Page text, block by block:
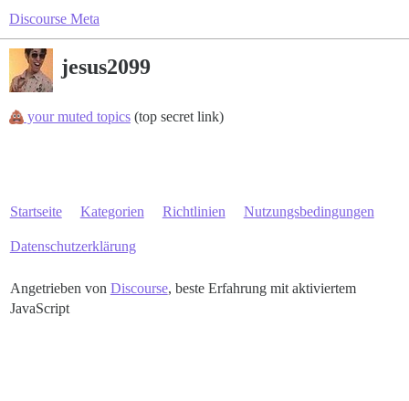
Discourse Meta
jesus2099
your muted topics (top secret link)
Startseite Kategorien Richtlinien Nutzungsbedingungen
Datenschutzerklärung
Angetrieben von Discourse, beste Erfahrung mit aktiviertem
JavaScript